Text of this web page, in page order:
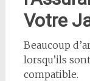
Votre
Beaucoup
lorsqu’ils
compatible.